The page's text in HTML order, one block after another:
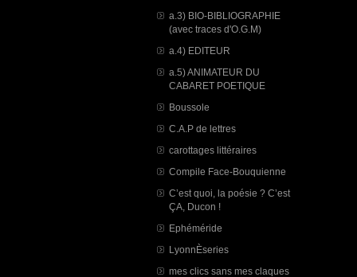
a.3) BIO-BIBLIOGRAPHIE
(avec traces d'O.G.M)
a.4) EDITEUR
a.5) ANIMATEUR DU
CABARET POETIQUE
Boussole
C.A.P de lettres
carottages littéraires
Compile Face-Bouquienne
C’est quoi, la poésie ? C’est
ÇA, Ducon !
Ephéméride
LyonnÈseries
mes clics sans mes claques